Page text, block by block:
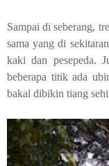
Sampai di seberang,
sama yang di
kaki dan pesepeda.
beberapa titik ada
bakal dibikin tiang